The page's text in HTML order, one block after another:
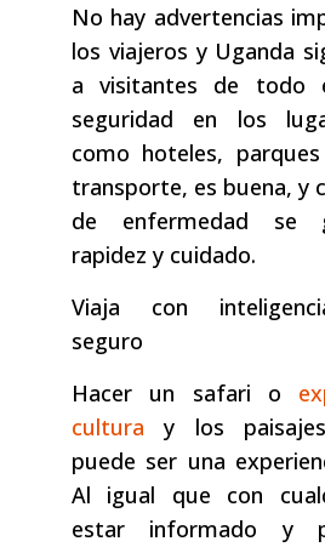
No hay advertencias
los viajeros y Uganda
a visitantes de todo
seguridad en los
como hoteles,
transporte, es buena, y
de enfermedad se
rapidez y cuidado.
Viaja con
seguro
Hacer un safari o
cultura y los
puede ser una
Al igual que con
estar informado y